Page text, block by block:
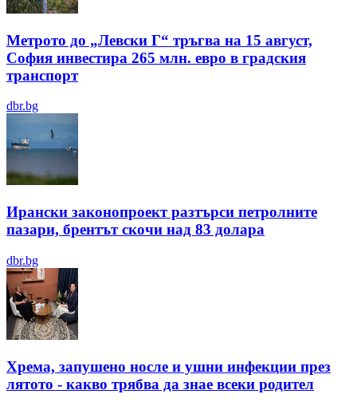
Метрото до „Левски Г“ тръгва на 15 август,
София инвестира 265 млн. евро в градския
транспорт
dbr.bg
Ирански законопроект разтърси петролните
пазари, брентът скочи над 83 долара
dbr.bg
Хрема, запушено носле и ушни инфекции през
лятотo - какво трябва да знае всеки родител